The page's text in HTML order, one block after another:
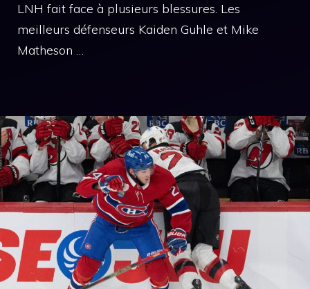
LNH fait face à plusieurs blessures. Les
meilleurs défenseurs Kaiden Guhle et Mike
Matheson …